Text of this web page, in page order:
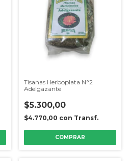
Tisanas Herboplata N°2
Adelgazante
$5.300,00
$4.770,00 con Transf.